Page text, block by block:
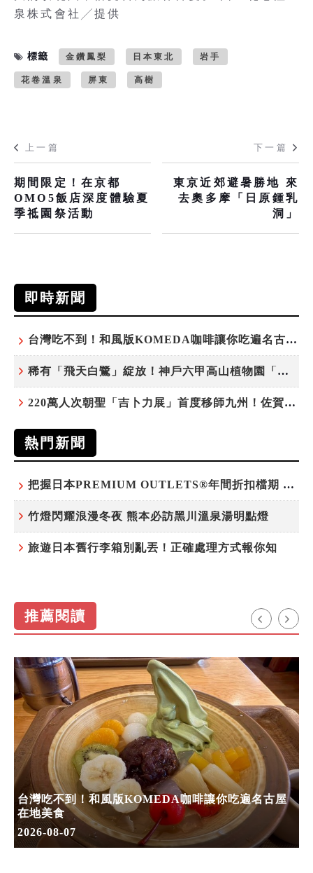
泉株式會社╱提供
標籤 金鑽鳳梨 日本東北 岩手
花卷溫泉 屏東 高樹
上一篇
期間限定！在京都
OMO5飯店深度體驗夏
季祗園祭活動
下一篇
東京近郊避暑勝地 來
去奧多摩「日原鍾乳
洞」
即時新聞
台灣吃不到！和風版KOMEDA咖啡讓你吃遍名古屋在地美食
稀有「飛天白鷺」綻放！神戶六甲高山植物園「鷺草」珍貴現身
220萬人次朝聖「吉卜力展」首度移師九州！佐賀站早鳥平日套票8/10搶先開賣
熱門新聞
把握日本PREMIUM OUTLETS®年間折扣檔期 越買越划算
竹燈閃耀浪漫冬夜 熊本必訪黑川溫泉湯明點燈
旅遊日本舊行李箱別亂丟！正確處理方式報你知
推薦閱讀
台灣吃不到！和風版KOMEDA咖啡讓你吃遍名古屋
在地美食
2026-08-07